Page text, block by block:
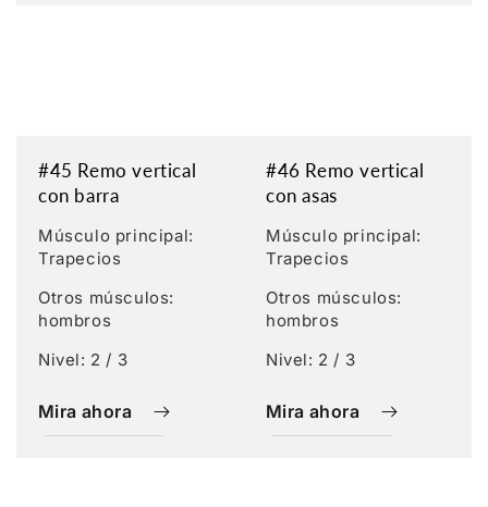
#45 Remo vertical
con barra
Músculo principal:
Trapecios
Otros músculos:
hombros
Nivel: 2 / 3
Mira ahora
#46 Remo vertical
con asas
Músculo principal:
Trapecios
Otros músculos:
hombros
Nivel: 2 / 3
Mira ahora